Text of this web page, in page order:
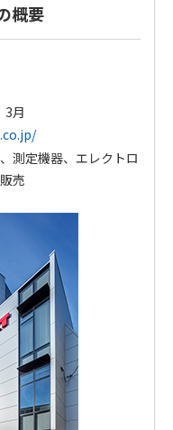
概要
3月
測定機器、エレクトロ
売